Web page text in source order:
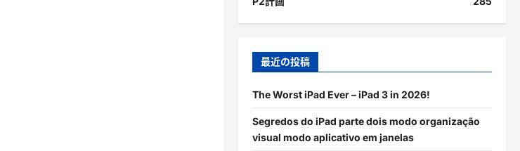
最近の投稿
The Worst iPad Ever – iPad 3 in 2026!
Segredos do iPad parte dois modo organização
visual modo aplicativo em janelas